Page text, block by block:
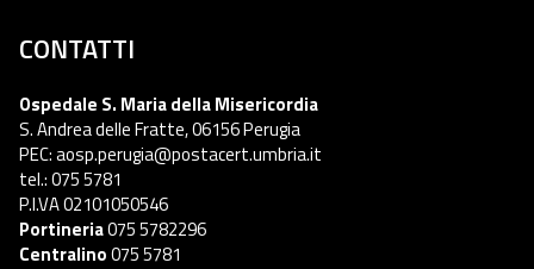
CONTATTI
Ospedale S. Maria della Misericordia
S. Andrea delle Fratte, 06156 Perugia
PEC: aosp.perugia@postacert.umbria.it
tel.: 075 5781
P.I.VA 02101050546
Portineria075 5782296
Centralino075 5781